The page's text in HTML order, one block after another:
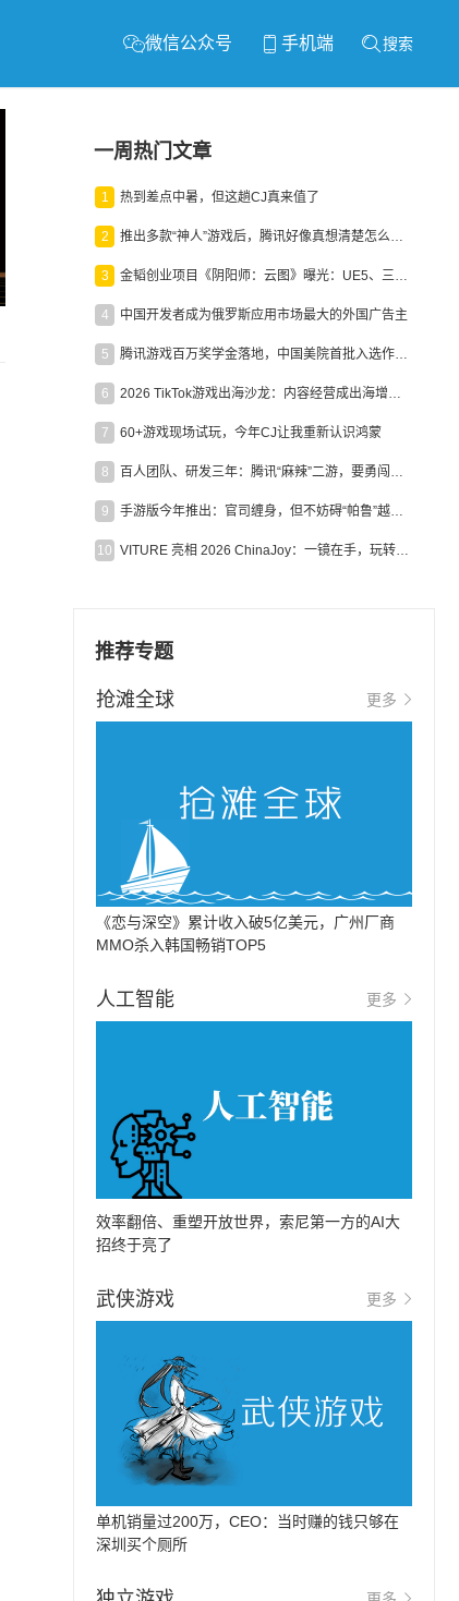
微信公众号 手机端 搜索
一周热门文章
1 热到差点中暑，但这趟CJ真来值了
2 推出多款“神人”游戏后，腾讯好像真想清楚怎么做二次元了
3 金韬创业项目《阴阳师：云图》曝光：UE5、三端互通、ARPG
4 中国开发者成为俄罗斯应用市场最大的外国广告主
5 腾讯游戏百万奖学金落地，中国美院首批入选作品获业内关注
6 2026 TikTok游戏出海沙龙：内容经营成出海增长新引擎
7 60+游戏现场试玩，今年CJ让我重新认识鸿蒙
8 百人团队、研发三年：腾讯“麻辣”二游，要勇闯男性恋爱市场
9 手游版今年推出：官司缠身，但不妨碍“帕鲁”越来越火
10 VITURE 亮相 2026 ChinaJoy：一镜在手，玩转全场！
推荐专题
抢滩全球 更多
《恋与深空》累计收入破5亿美元，广州厂商
MMO杀入韩国畅销TOP5
人工智能 更多
效率翻倍、重塑开放世界，索尼第一方的AI大
招终于亮了
武侠游戏 更多
单机销量过200万，CEO：当时赚的钱只够在
深圳买个厕所